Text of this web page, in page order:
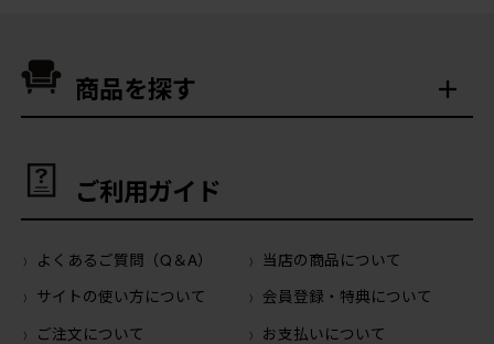
商品を探す
ご利用ガイド
よくあるご質問（Q＆A）
当店の商品について
サイトの使い方について
会員登録・特典について
ご注文について
お支払いについて